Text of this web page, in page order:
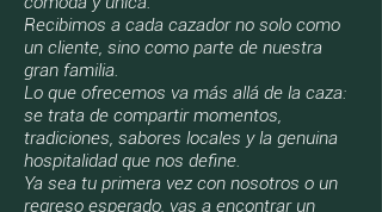
Recibimos a cada cazador no solo como
un cliente, sino como parte de nuestra
gran familia.
Lo que ofrecemos va más allá de la caza:
se trata de compartir momentos,
tradiciones, sabores locales y la genuina
hospitalidad que nos define.
Ya sea tu primera vez con nosotros o un
regreso esperado, vas a encontrar un